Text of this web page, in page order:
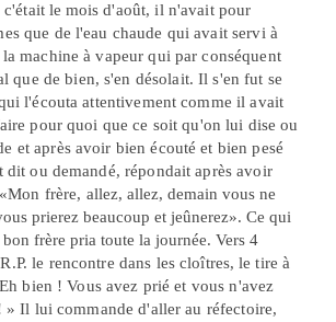
c'étaitle mois d'août, il n'avait pour
que de l'eau chaude qui avait servi à
machine à vapeur qui par conséquent
que de bien, s'en désolait. Il s'en fut se
l'écouta attentivement comme il avait
pour quoi que ce soit qu'on lui dise ou
et après avoir bien écouté et bien pesé
ou demandé, répondait après avoir
frère, allez, allez, demain vous ne
prierez beaucoup et jeûnerez». Ce qui
frère pria toute la journée. Vers 4
R.P. le rencontre dans les cloîtres,letire à
bien ! Vous avez prié et vous n'avez
» Il lui commande d'aller au réfectoire,